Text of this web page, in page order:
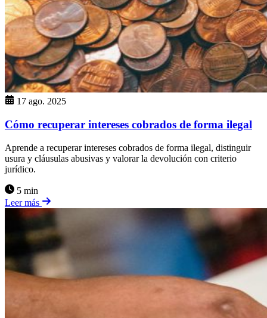
17 ago. 2025
Cómo recuperar intereses cobrados de forma ilegal
Aprende a recuperar intereses cobrados de forma ilegal, distinguir
usura y cláusulas abusivas y valorar la devolución con criterio
jurídico.
5 min
Leer más